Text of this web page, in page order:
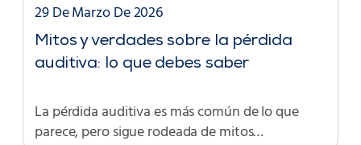
Mitos y verdades sobre la pérdida
auditiva: lo que debes saber
29 De Marzo De 2026
La pérdida auditiva es más común de lo que
parece, pero sigue rodeada de mitos…